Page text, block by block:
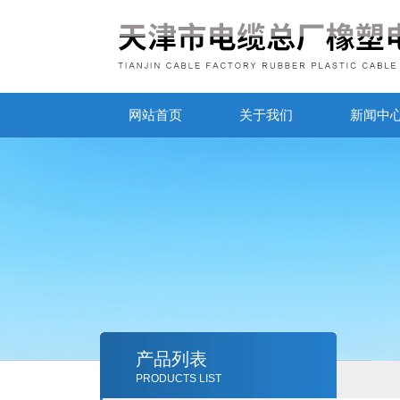
网站首页 关于我们 新闻中
产品列表
PRODUCTS LIST